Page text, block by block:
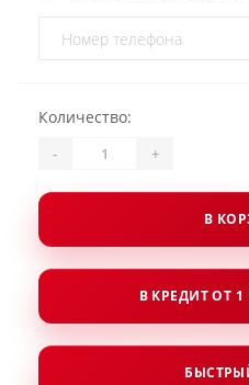
Количество:
- +
В
В КРЕДИТ ОТ 1